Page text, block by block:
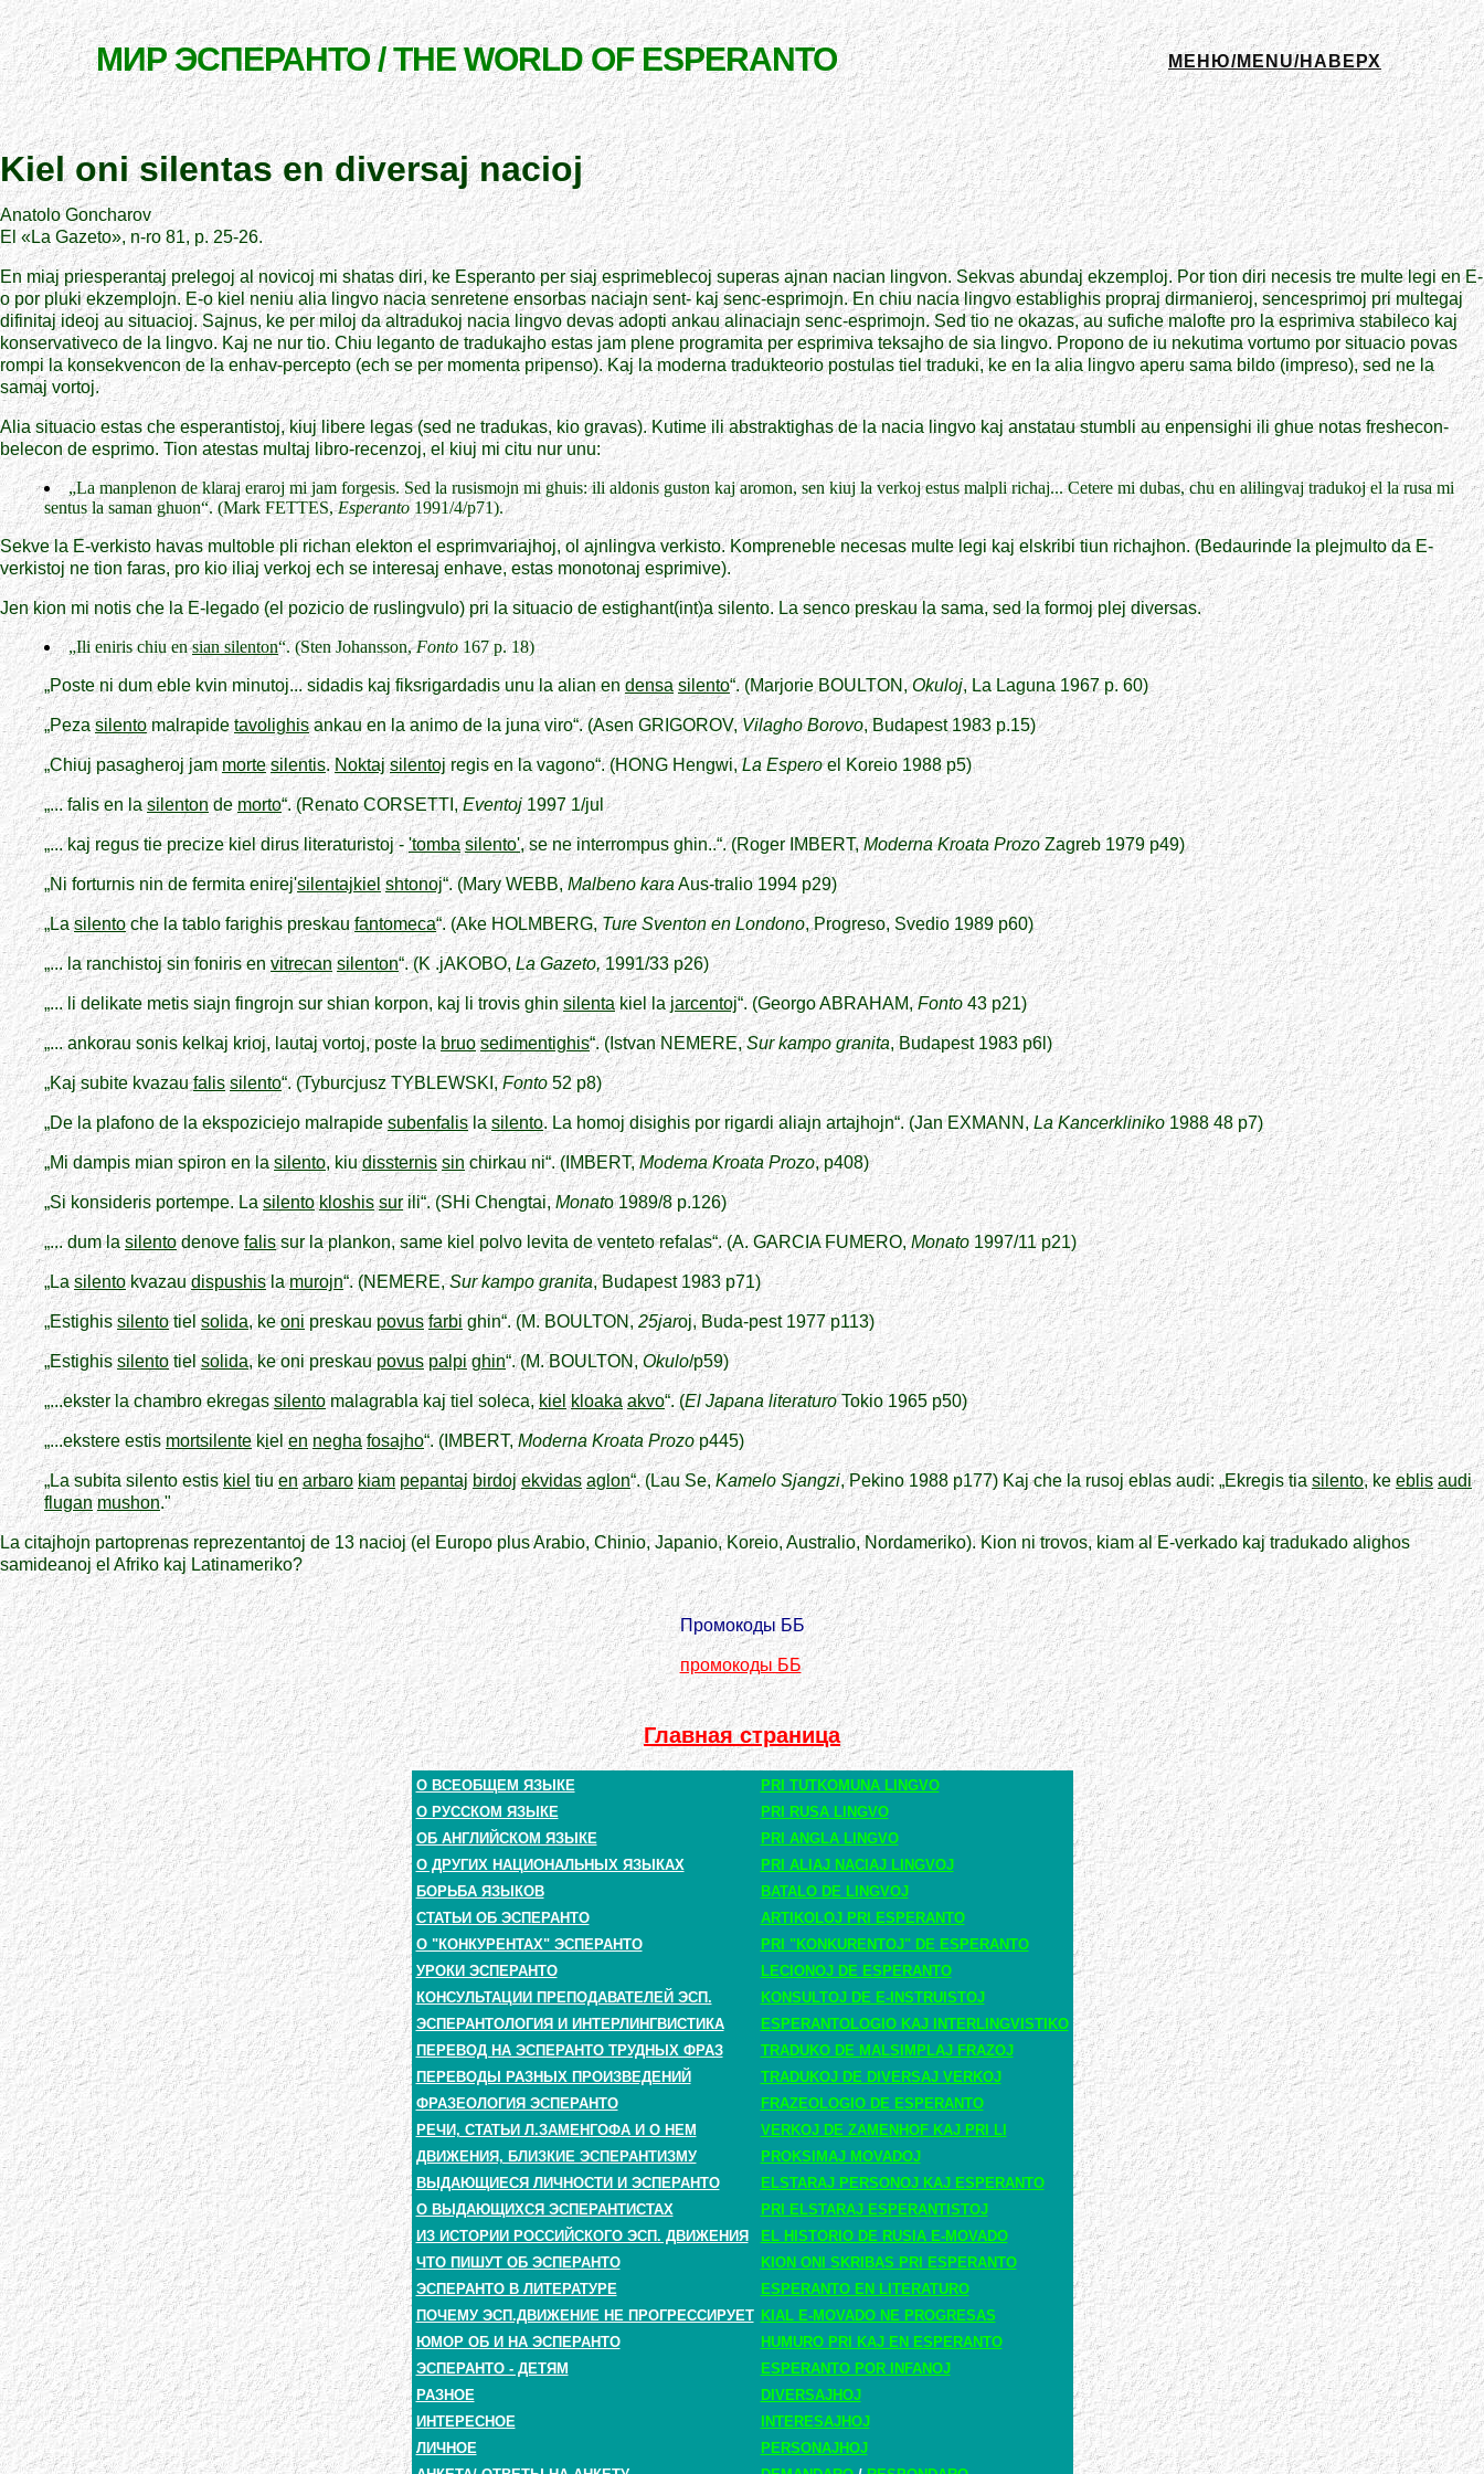
МИР ЭСПЕРАНТО / THE WORLD OF ESPERANTO МЕНЮ/MENU/НАВЕРХ
Kiel oni silentas en diversaj nacioj
Anatolo Goncharov
El «La Gazeto», n-ro 81, p. 25-26.
En miaj priesperantaj prelegoj al novicoj mi shatas diri, ke Esperanto per siaj esprimeblecoj superas ajnan nacian lingvon. Sekvas abundaj ekzemploj. Por tion diri necesis tre multe legi en E-
o por pluki ekzemplojn. E-o kiel neniu alia lingvo nacia senretene ensorbas naciajn sent- kaj senc-esprimojn. En chiu nacia lingvo establighis propraj dirmanieroj, sencesprimoj pri multegaj
difinitaj ideoj au situacioj. Sajnus, ke per miloj da altradukoj nacia lingvo devas adopti ankau alinaciajn senc-esprimojn. Sed tio ne okazas, au sufiche malofte pro la esprimiva stabileco kaj
konservativeco de la lingvo. Kaj ne nur tio. Chiu leganto de tradukajho estas jam plene programita per esprimiva teksajho de sia lingvo. Propono de iu nekutima vortumo por situacio povas
rompi la konsekvencon de la enhav-percepto (ech se per momenta pripenso). Kaj la moderna tradukteorio postulas tiel traduki, ke en la alia lingvo aperu sama bildo (impreso), sed ne la
samaj vortoj.
Alia situacio estas che esperantistoj, kiuj libere legas (sed ne tradukas, kio gravas). Kutime ili abstraktighas de la nacia lingvo kaj anstatau stumbli au enpensighi ili ghue notas freshecon-
belecon de esprimo. Tion atestas multaj libro-recenzoj, el kiuj mi citu nur unu:
„La manplenon de klaraj eraroj mi jam forgesis. Sed la rusismojn mi ghuis: ili aldonis guston kaj aromon, sen kiuj la verkoj estus malpli richaj... Cetere mi dubas, chu en alilingvaj tradukoj el la rusa mi
sentus la saman ghuon“. (Mark FETTES,Esperanto1991/4/p71).
Sekve la E-verkisto havas multoble pli richan elekton el esprimvariajhoj, ol ajnlingva verkisto. Kompreneble necesas multe legi kaj elskribi tiun richajhon. (Bedaurinde la plejmulto da E-
verkistoj ne tion faras, pro kio iliaj verkoj ech se interesaj enhave, estas monotonaj esprimive).
Jen kion mi notis che la E-legado (el pozicio de ruslingvulo) pri la situacio de estighant(int)a silento. La senco preskau la sama, sed la formoj plej diversas.
„Ili eniris chiu ensian silenton“. (Sten Johansson,Fonto167 p. 18)
„Poste ni dum eble kvin minutoj... sidadis kaj fiksrigardadis unu la alian en densa silento“. (Marjorie BOULTON,Okuloj, La Laguna 1967 p. 60)
„Pezasilentomalrapide tavolighisankau en la animo de la juna viro“. (Asen GRIGOROV,Vilagho Borovo, Budapest 1983 p.15)
„Chiuj pasagheroj jammorte silentis. Noktaj silentojregis en la vagono“. (HONG Hengwi,La Esperoel Koreio 1988 p5)
„... falis en lasilentonde morto“. (Renato CORSETTI,Eventoj1997 1/jul
„... kaj regus tie precize kiel dirus literaturistoj - 'tomba silento', se ne interrompus ghin..“. (Roger IMBERT,Moderna Kroata ProzoZagreb 1979 p49)
„Ni forturnis nin de fermita enirej'silentajkiel shtonoj“. (Mary WEBB, Malbeno kara Aus-tralio 1994 p29)
„Lasilentoche la tablo farighis preskaufantomeca“. (Ake HOLMBERG,Ture Sventon en Londono, Progreso, Svedio 1989 p60)
„... la ranchistoj sin foniris en vitrecan silenton“. (K .jAKOBO,La Gazeto,1991/33 p26)
„... li delikate metis siajn fingrojn sur shian korpon, kaj li trovis ghin silentakiel lajarcentoj“. (Georgo ABRAHAM,Fonto 43 p21)
„... ankorau sonis kelkaj krioj, lautaj vortoj, poste labruo sedimentighis“. (Istvan NEMERE,Sur kampo granita, Budapest 1983 p6l)
„Kaj subite kvazaufalis silento“. (Tyburcjusz TYBLEWSKI,Fonto 52 p8)
„De la plafono de la ekspoziciejo malrapide subenfalisla silento. La homoj disighis por rigardi aliajn artajhojn“. (Jan EXMANN,La Kancerkliniko1988 48 p7)
„Mi dampis mian spiron en lasilento, kiudissternis sin chirkau ni“. (IMBERT,Modema Kroata Prozo, p408)
„Si konsideris portempe. Lasilento kloshis surili“. (SHi Chengtai, Monato 1989/8 p.126)
„... dum la silentodenovefalissur la plankon, same kiel polvo levita de venteto refalas“. (A. GARCIA FUMERO,Monato 1997/11 p21)
„La silentokvazaudispushislamurojn“. (NEMERE,Sur kampo granita, Budapest 1983 p71)
„Estighissilentotielsolida, keoni preskaupovus farbi ghin“. (M. BOULTON, 25jaroj, Buda-pest 1977 p113)
„Estighissilentotiel solida, ke oni preskaupovus palpi ghin“. (M. BOULTON, Okulo/p59)
„...ekster la chambro ekregassilentomalagrabla kaj tiel soleca,kiel kloaka akvo“. (El Japana literaturoTokio 1965 p50)
„...ekstere estismortsilentekielen negha fosajho“. (IMBERT,Moderna Kroata Prozop445)
„La subita silento estis kieltiuen arbaro kiam pepantaj birdoj ekvidas aglon“. (Lau Se,Kamelo Sjangzi, Pekino 1988 p177) Kaj che la rusoj eblas audi: „Ekregis tiasilento, ke eblis audi
flugan mushon."
La citajhojn partoprenas reprezentantoj de 13 nacioj (el Europo plus Arabio, Chinio, Japanio, Koreio, Australio, Nordameriko). Kion ni trovos, kiam al E-verkado kaj tradukado alighos
samideanoj el Afriko kaj Latinameriko?
Промокоды ББ
промокоды ББ
Главная страница
О ВСЕОБЩЕМ ЯЗЫКЕ
PRI TUTKOMUNA LINGVO
О РУССКОМ ЯЗЫКЕ
PRI RUSA LINGVO
ОБ АНГЛИЙСКОМ ЯЗЫКЕ
PRI ANGLA LINGVO
О ДРУГИХ НАЦИОНАЛЬНЫХ ЯЗЫКАХ
PRI ALIAJ NACIAJ LINGVOJ
БОРЬБА ЯЗЫКОВ
BATALO DE LINGVOJ
СТАТЬИ ОБ ЭСПЕРАНТО
ARTIKOLOJ PRI ESPERANTO
О "КОНКУРЕНТАХ" ЭСПЕРАНТО
PRI "KONKURENTOJ" DE ESPERANTO
УРОКИ ЭСПЕРАНТО
LECIONOJ DE ESPERANTO
КОНСУЛЬТАЦИИ ПРЕПОДАВАТЕЛЕЙ ЭСП.
KONSULTOJ DE E-INSTRUISTOJ
ЭСПЕРАНТОЛОГИЯ И ИНТЕРЛИНГВИСТИКА
ESPERANTOLOGIO KAJ INTERLINGVISTIKO
ПЕРЕВОД НА ЭСПЕРАНТО ТРУДНЫХ ФРАЗ
TRADUKO DE MALSIMPLAJ FRAZOJ
ПЕРЕВОДЫ РАЗНЫХ ПРОИЗВЕДЕНИЙ
TRADUKOJ DE DIVERSAJ VERKOJ
ФРАЗЕОЛОГИЯ ЭСПЕРАНТО
FRAZEOLOGIO DE ESPERANTO
РЕЧИ, СТАТЬИ Л.ЗАМЕНГОФА И О НЕМ
VERKOJ DE ZAMENHOF KAJ PRI LI
ДВИЖЕНИЯ, БЛИЗКИЕ ЭСПЕРАНТИЗМУ
PROKSIMAJ MOVADOJ
ВЫДАЮЩИЕСЯ ЛИЧНОСТИ И ЭСПЕРАНТО
ELSTARAJ PERSONOJ KAJ ESPERANTO
О ВЫДАЮЩИХСЯ ЭСПЕРАНТИСТАХ
PRI ELSTARAJ ESPERANTISTOJ
ИЗ ИСТОРИИ РОССИЙСКОГО ЭСП. ДВИЖЕНИЯ
EL HISTORIO DE RUSIA E-MOVADO
ЧТО ПИШУТ ОБ ЭСПЕРАНТО
KION ONI SKRIBAS PRI ESPERANTO
ЭСПЕРАНТО В ЛИТЕРАТУРЕ
ESPERANTO EN LITERATURO
ПОЧЕМУ ЭСП.ДВИЖЕНИЕ НЕ ПРОГРЕССИРУЕТ KIAL E-MOVADO NE PROGRESAS
ЮМОР ОБ И НА ЭСПЕРАНТО
HUMURO PRI KAJ EN ESPERANTO
ЭСПЕРАНТО - ДЕТЯМ
ESPERANTO POR INFANOJ
РАЗНОЕ
DIVERSAJHOJ
ИНТЕРЕСНОЕ
INTERESAJHOJ
ЛИЧНОЕ
PERSONAJHOJ